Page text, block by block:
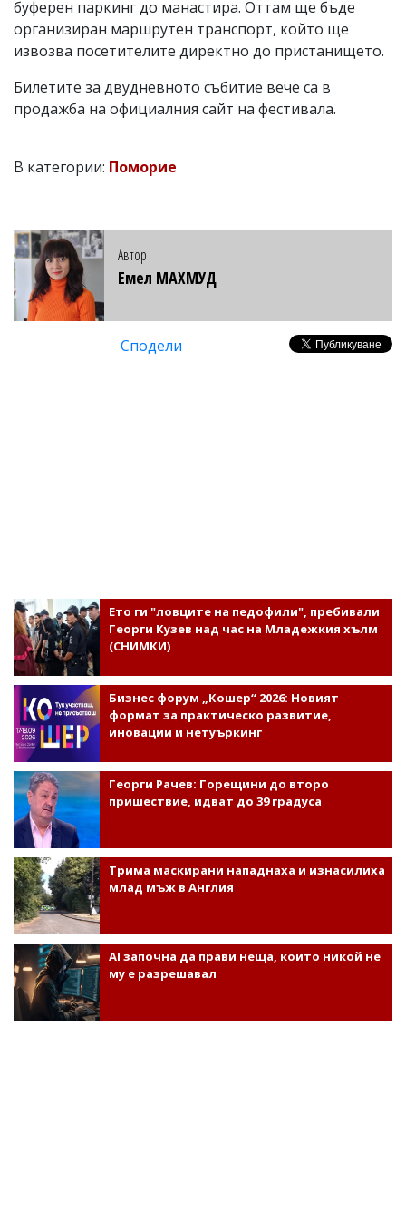
буферен паркинг до манастира. Оттам ще бъде
организиран маршрутен транспорт, който ще
извозва посетителите директно до пристанището.
Билетите за двудневното събитие вече са в
продажба на официалния сайт на фестивала.
В категории: Поморие
Автор
Емел МАХМУД
Сподели
Ето ги "ловците на педофили", пребивали
Георги Кузев над час на Младежкия хълм
(СНИМКИ)
Бизнес форум „Кошер“ 2026: Новият
формат за практическо развитие,
иновации и нетуъркинг
Георги Рачев: Горещини до второ
пришествие, идват до 39 градуса
Трима маскирани нападнаха и изнасилиха
млад мъж в Англия
AI започна да прави неща, които никой не
му е разрешавал